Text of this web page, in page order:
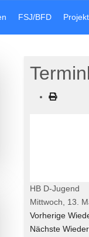
FSJ/BFD
HB D-Jugend
Mittwoch, 13.
Vorherige
Nächste